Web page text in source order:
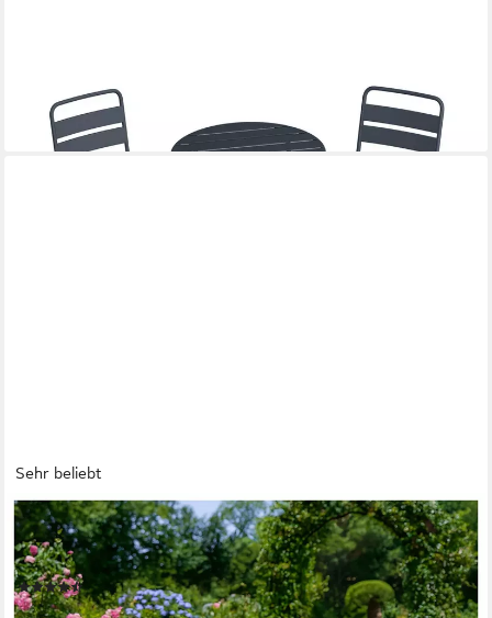
-25%
lieferbar - in 3-4 Werktagen bei dir
Sehr beliebt
HTI-LINE
Balkonset Tischgruppe Curly, (Set, 3-tlg., 1x Tisch und 2x
Stühle), Sitzgruppe Metall Garten Nostalgisch
(24)
104,99 € UVP199,90 €